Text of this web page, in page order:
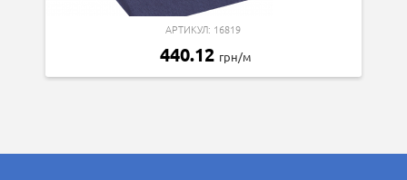
АРТИКУЛ: 16819
440.12 грн/м